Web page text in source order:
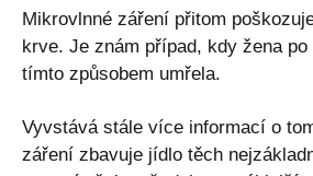
Mikrovlnné záření přitom
krve. Je znám případ, kdy žena
tímto způsobem umřela.
Vyvstává stále více informací o
záření zbavuje jídlo těch